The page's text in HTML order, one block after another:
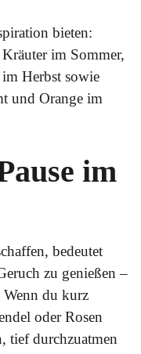
bieten:
im Sommer,
Herbst sowie
und Orange im
im
bedeutet
zu genießen –
Wenn du kurz
oder Rosen
tief durchzuatmen